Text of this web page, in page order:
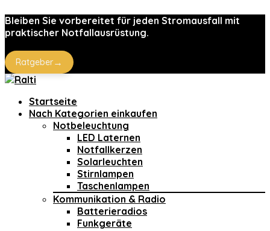
Bleiben Sie vorbereitet für jeden Stromausfall mit
praktischer Notfallausrüstung.
Ratgeber→
Startseite
Nach Kategorien einkaufen
Notbeleuchtung
LED Laternen
Notfallkerzen
Solarleuchten
Stirnlampen
Taschenlampen
Kommunikation & Radio
Batterieradios
Funkgeräte